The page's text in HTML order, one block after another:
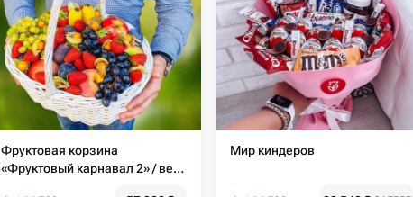
Фруктовая корзина
«Фруктовый карнавал 2» / вес:
Мир киндеров